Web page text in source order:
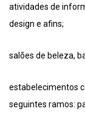
atividades de
design e afins;
salões de beleza,
estabelecimentos
seguintes ramos: